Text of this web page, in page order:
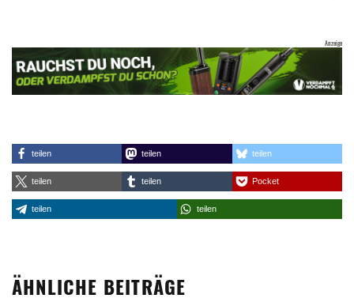
teilen teilen teilen
teilen teilen Pocket
teilen teilen
ÄHNLICHE BEITRÄGE